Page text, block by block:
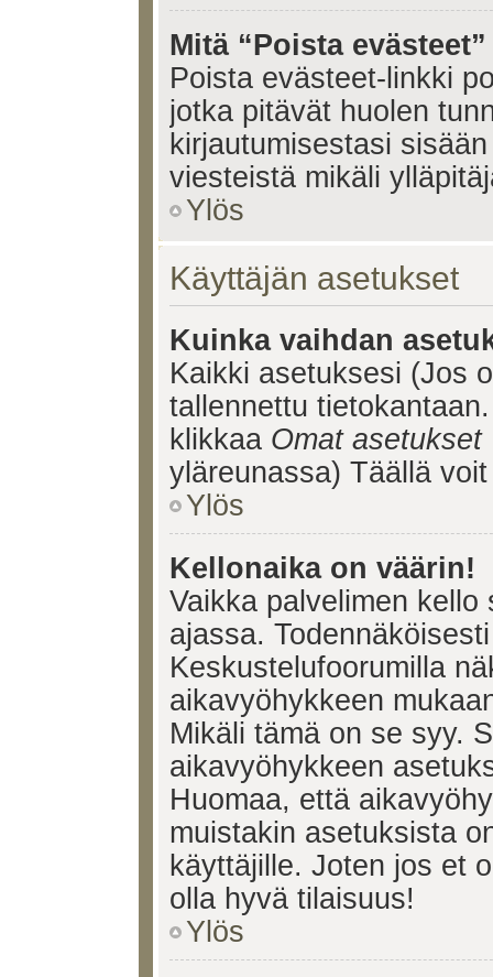
Mitä “Poista
Poista evästeet-linkki
jotka pitävät huolen
kirjautumisestasi
viesteistä mikäli
Ylös
Käyttäjän asetukset
Kuinka vaihdan
Kaikki asetuksesi (Jos
tallennettu
klikkaa Omat asetukset
yläreunassa) Täällä
Ylös
Kellonaika on väärin!
Vaikka palvelimen
ajassa.
Keskustelufoorumilla
aikavyöhykkeen
Mikäli tämä on se syy.
aikavyöhykkeen
Huomaa, että
muistakin asetuksista
käyttäjille. Joten jos et
olla hyvä tilaisuus!
Ylös